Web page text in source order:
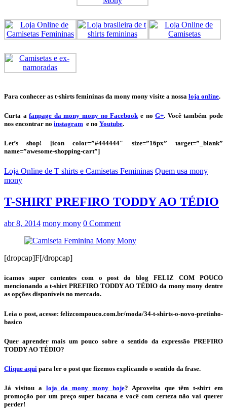
Para conhecer as t-shirts femininas da mony mony visite a nossa loja online.
Curta afanpage da mony mony no Facebooke noG+. Você também pode
nos encontrar no instagram e no Youtube.
Let’s shop! [icon color=”#444444″ size=”16px” target=”_blank”
name=”awesome-shopping-cart”]
Loja Online de T shirts e Camisetas Femininas Quem usa mony
mony
T-SHIRT PREFIRO TODDY AO TÉDIO
abr 8, 2014 mony mony 0 Comment
[dropcap]F[/dropcap]
icamos super contentes com o post do blog FELIZ COM POUCO
mencionando a t-shirt PREFIRO TODDY AO TÉDIO da mony mony dentre
as opções disponíveis no mercado.
Leia o post, acesse: felizcompouco.com.br/moda/34-t-shirts-o-novo-pretinho-
basico
Quer aprender mais um pouco sobre o sentido da expressão PREFIRO
TODDY AO TÉDIO?
Clique aqui para ler o post que fizemos explicando o sentido da frase.
Já visitou a loja da mony mony hoje? Aproveita que têm t-shirt em
promoção por um preço super bacana e você com certeza não vai querer
perder!